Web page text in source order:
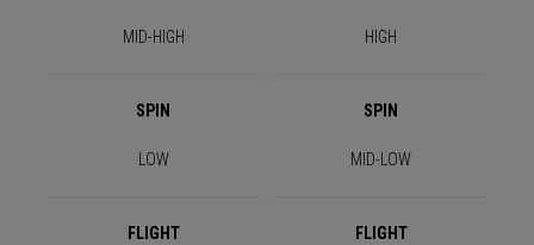
MID-HIGH HIGH
SPIN SPIN
LOW MID-LOW
FLIGHT FLIGHT